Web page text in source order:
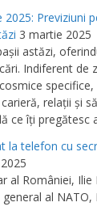
2025: Previziuni
3 martie 2025
astăzi,
Indiferent de
relaţii şi
ce îţi pregătesc
la telefon cu
al României,
al NATO,